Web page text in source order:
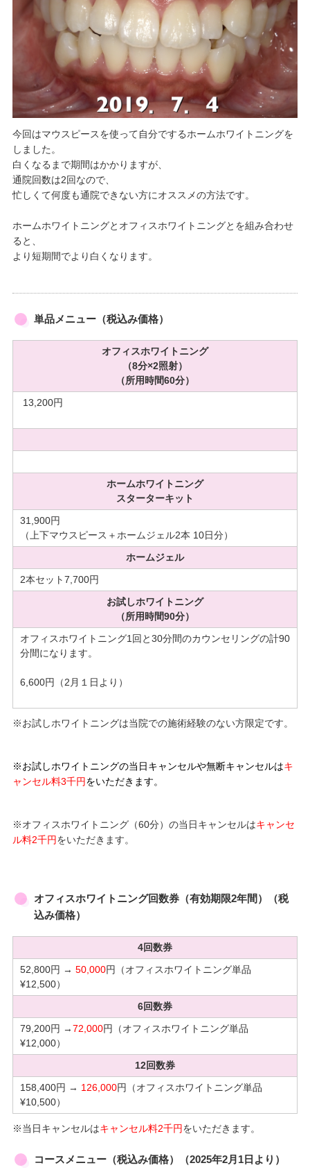
今回はマウスピースを使って自分でするホームホワイトニングを
しました。
白くなるまで期間はかかりますが、
通院回数は2回なので、
忙しくて何度も通院できない方にオススメの方法です。
ホームホワイトニングとオフィスホワイトニングとを組み合わせ
ると、
より短期間でより白くなります。
単品メニュー（税込み価格）
オフィスホワイトニング
（8分×2照射）
（所用時間60分）
13,200円
ホームホワイトニング
スターターキット
31,900円
（上下マウスピース＋ホームジェル2本 10日分）
ホームジェル
2本セット7,700円
お試しホワイトニング
（所用時間90分）
オフィスホワイトニング1回と30分間のカウンセリングの計90
分間になります。
6,600円（2月１日より）
※お試しホワイトニングは当院での施術経験のない方限定です。
※お試しホワイトニングの当日キャンセルや無断キャンセルはキ
ャンセル料3千円をいただきます。
※オフィスホワイトニング（60分）の当日キャンセルはキャンセ
ル料2千円をいただきます。
オフィスホワイトニング回数券（有効期限2年間）（税
込み価格）
4回数券
52,800円 → 50,000円（オフィスホワイトニング単品
¥12,500）
6回数券
79,200円 →72,000円（オフィスホワイトニング単品
¥12,000）
12回数券
158,400円 → 126,000円（オフィスホワイトニング単品
¥10,500）
※当日キャンセルはキャンセル料2千円をいただきます。
コースメニュー（税込み価格）（2025年2月1日より）